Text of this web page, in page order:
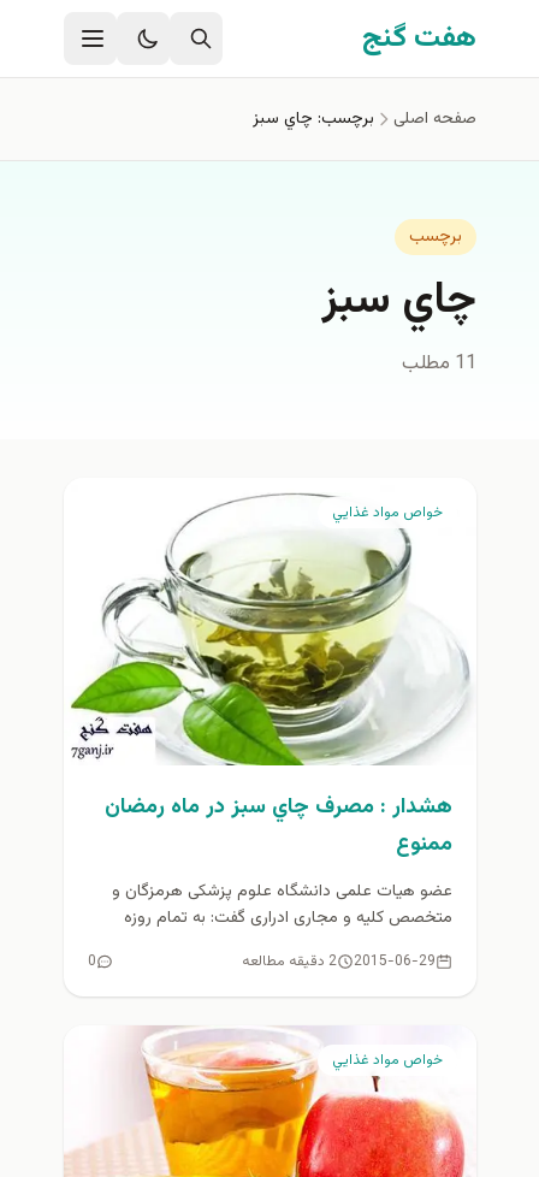
رفتن به محتوای اصلی
هفت گنج
صفحه اصلی برچسب: چاي سبز
برچسب
چاي سبز
11 مطلب
خواص مواد غذايي
هشدار : مصرف چاي سبز در ماه رمضان
ممنوع
عضو هیات علمی دانشگاه علوم پزشکی هرمزگان و
متخصص کلیه و مجاری ادراری گفت: به تمام روزه
2015-06-29 2 دقیقه مطالعه 0
خواص مواد غذايي